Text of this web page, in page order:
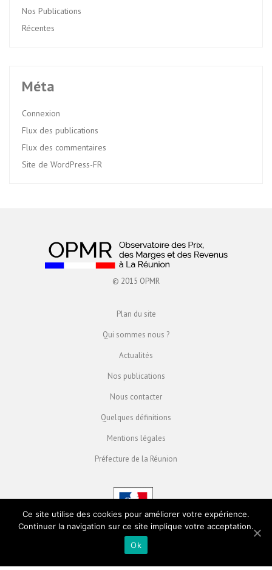
Nos Publications
Récentes
Méta
Connexion
Flux des publications
Flux des commentaires
Site de WordPress-FR
© 2015 OPMR
Plan du site
Qui sommes nous ?
Actualités
Nos publications
Nous contacter
Quelques définitions
Mentions légales
Préfecture de la Réunion
Ce site utilise des cookies pour améliorer votre expérience.
Continuer la navigation sur ce site implique votre acceptation.
Ok